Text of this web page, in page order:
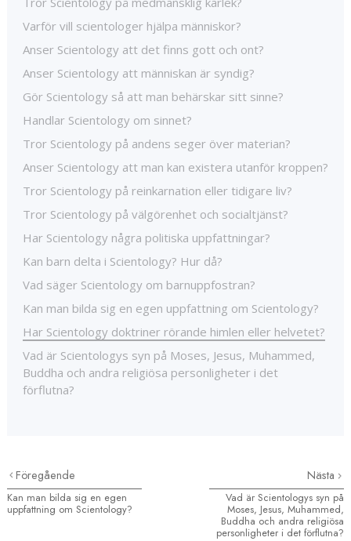
Varför vill scientologer hjälpa människor?
Anser Scientology att det finns gott och ont?
Anser Scientology att människan är syndig?
Gör Scientology så att man behärskar sitt sinne?
Handlar Scientology om sinnet?
Tror Scientology på andens seger över materian?
Anser Scientology att man kan existera utanför kroppen?
Tror Scientology på reinkarnation eller tidigare liv?
Tror Scientology på välgörenhet och socialtjänst?
Har Scientology några politiska uppfattningar?
Kan barn delta i Scientology? Hur då?
Vad säger Scientology om barnuppfostran?
Kan man bilda sig en egen uppfattning om Scientology?
Har Scientology doktriner rörande himlen eller helvetet?
Vad är Scientologys syn på Moses, Jesus, Muhammed,
Buddha och andra religiösa personligheter i det
förflutna?
Föregående
Kan man bilda sig en egen
uppfattning om Scientology?
Nästa
Vad är Scientologys syn på
Moses, Jesus, Muhammed,
Buddha och andra religiösa
personligheter i det förflutna?